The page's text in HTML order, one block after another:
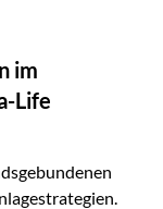
seit vielen Jahren
im
Life